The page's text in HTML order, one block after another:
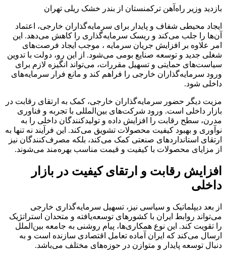
بازدید وزیر راه‌آهن ترکمنستان از بندر خشک ریلی تهران
ایجاد محیطی شفاف و پایدار برای سرمایه‌گذاران خارجی، اعتماد
آن‌ها را جلب می‌کند و ریسک سرمایه‌گذاری را کاهش می‌دهد. این
امر علاوه بر افزایش جریان سرمایه ، موجب ایجاد فرصت‌های
شغلی جدید و توسعه صنایع بومی می‌شود. از این رو، دولت با تدوین
سیاست‌های حمایتی و تسهیل مقررات، می‌تواند انگیزه لازم برای
ورود سرمایه‌گذاران خارجی را فراهم کند و مانع فرار سرمایه‌های
داخلی شود.
مزیت دیگر حضور سرمایه‌گذاران خارجی، کمک به ارتقای رقابت در
بازار داخلی است. ورود شرکت‌های بین‌المللی با تجربه و فناوری
مدرن، سطح رقابت را افزایش داده و تولیدکنندگان داخلی را به
نوآوری و بهبود کیفیت محصولات تشویق می‌کند. این فرآیند نه تنها به
ارتقای استانداردهای صنعتی کمک می‌کند، بلکه مصرف‌کنندگان نیز
از مزایای محصولات با کیفیت و قیمت مناسب بهره‌مند می‌شوند.
افزایش رقابت و ارتقای کیفیت در بازار
داخلی
از بعد دیپلماتیک و سیاسی نیز، تسهیل سرمایه‌گذاری خارجی
می‌تواند روابط ایران با کشورهای توسعه‌یافته و متحدان استراتژیک
را تقویت کند. این نوع همکاری‌ها، پیام روشنی به جامعه بین‌الملل
ارسال می‌کند که ایران آماده تعامل اقتصادی سازنده است و به
دنبال توسعه پایدار و متوازن در حوزه‌های مختلف می‌باشد.